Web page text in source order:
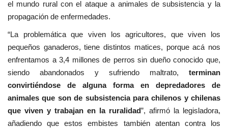
el mundo rural con el ataque a animales de subsistencia y la
propagación de enfermedades.
“La problemática que viven los agricultores, que viven los
pequeños ganaderos, tiene distintos matices, porque acá nos
enfrentamos a 3,4 millones de perros sin dueño conocido que,
siendo abandonados y sufriendo maltrato, terminan
convirtiéndose de alguna forma en depredadores de
animales que son de subsistencia para chilenos y chilenas
que viven y trabajan en la ruralidad”, afirmó la legisladora,
añadiendo que estos embistes también atentan contra los